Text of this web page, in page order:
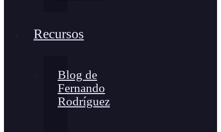
Recursos
Blog de
Fernando
Rodríguez